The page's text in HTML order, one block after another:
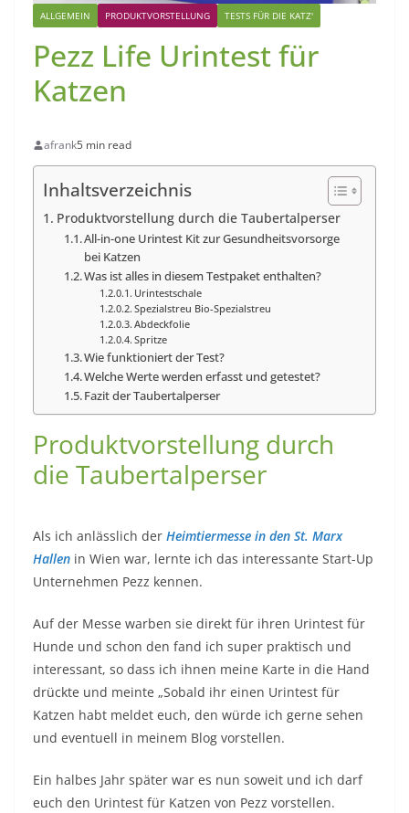
ALLGEMEIN PRODUKTVORSTELLUNG TESTS FÜR DIE KATZ'
Pezz Life Urintest für
Katzen
afrank5 min read
Inhaltsverzeichnis
Produktvorstellung durch die Taubertalperser
All-in-one Urintest Kit zur Gesundheitsvorsorge
bei Katzen
Was ist alles in diesem Testpaket enthalten?
Urintestschale
Spezialstreu Bio-Spezialstreu
Abdeckfolie
Spritze
Wie funktioniert der Test?
Welche Werte werden erfasst und getestet?
Fazit der Taubertalperser
Produktvorstellung durch
die Taubertalperser
Als ich anlässlich der Heimtiermesse in den St. Marx
Hallen in Wien war, lernte ich das interessante Start-Up
Unternehmen Pezz kennen.
Auf der Messe warben sie direkt für ihren Urintest für
Hunde und schon den fand ich super praktisch und
interessant, so dass ich ihnen meine Karte in die Hand
drückte und meinte „Sobald ihr einen Urintest für
Katzen habt meldet euch, den würde ich gerne sehen
und eventuell in meinem Blog vorstellen.
Ein halbes Jahr später war es nun soweit und ich darf
euch den Urintest für Katzen von Pezz vorstellen.